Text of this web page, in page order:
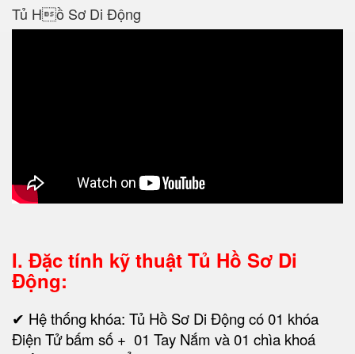
Tủ Hồ Sơ Di Động
I. Đặc tính kỹ thuật Tủ Hồ Sơ Di
Động:
✔ Hệ thống khóa: Tủ Hồ Sơ Di Động có 01 khóa
Điện Tử bấm số + 01 Tay Nắm và 01 chìa khoá